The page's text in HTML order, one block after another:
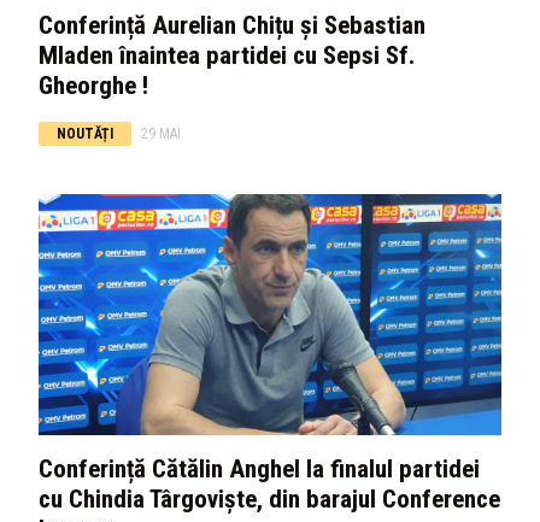
Conferință Aurelian Chițu și Sebastian
Mladen înaintea partidei cu Sepsi Sf.
Gheorghe !
NOUTĂȚI 29 MAI
Conferință Cătălin Anghel la finalul partidei
cu Chindia Târgoviște, din barajul Conference